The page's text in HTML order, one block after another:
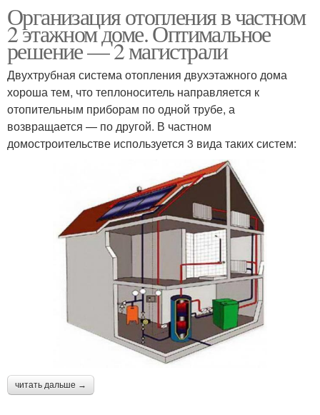
Организация отопления в частном
2 этажном доме. Оптимальное
решение — 2 магистрали
Двухтрубная система отопления двухэтажного дома
хороша тем, что теплоноситель направляется к
отопительным приборам по одной трубе, а
возвращается — по другой. В частном
домостроительстве используется 3 вида таких систем:
читать дальше →